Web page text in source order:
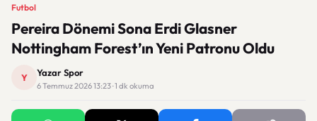
Futbol
Pereira Dönemi Sona Erdi Glasner
Nottingham Forest’ın Yeni Patronu Oldu
Y Yazar Spor
6 Temmuz 2026 13:23 · 1 dk okuma